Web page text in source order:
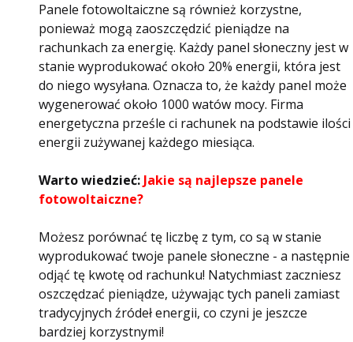
Panele fotowoltaiczne są również korzystne,
ponieważ mogą zaoszczędzić pieniądze na
rachunkach za energię. Każdy panel słoneczny jest w
stanie wyprodukować około 20% energii, która jest
do niego wysyłana. Oznacza to, że każdy panel może
wygenerować około 1000 watów mocy. Firma
energetyczna prześle ci rachunek na podstawie ilości
energii zużywanej każdego miesiąca.
Warto wiedzieć:Jakie są najlepsze panele
fotowoltaiczne?
Możesz porównać tę liczbę z tym, co są w stanie
wyprodukować twoje panele słoneczne - a następnie
odjąć tę kwotę od rachunku! Natychmiast zaczniesz
oszczędzać pieniądze, używając tych paneli zamiast
tradycyjnych źródeł energii, co czyni je jeszcze
bardziej korzystnymi!